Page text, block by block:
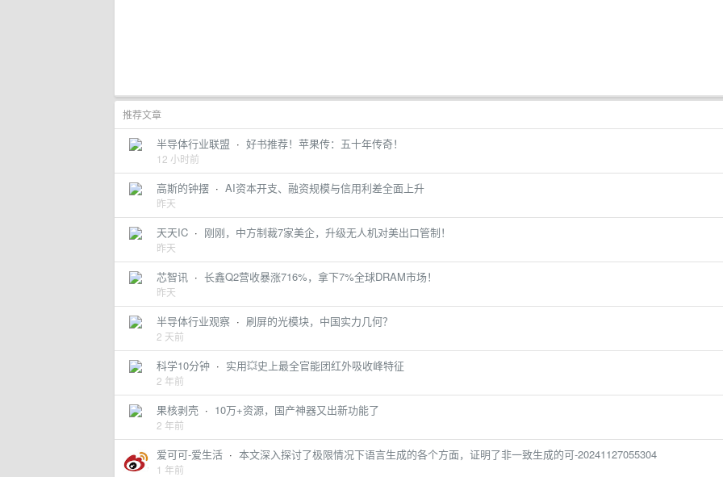
推荐文章
半导体行业联盟 · 好书推荐！苹果传：五十年传奇！
12 小时前
高斯的钟摆 · AI资本开支、融资规模与信用利差全面上升
昨天
天天IC · 刚刚，中方制裁7家美企，升级无人机对美出口管制！
昨天
芯智讯 · 长鑫Q2营收暴涨716%，拿下7%全球DRAM市场！
昨天
半导体行业观察 · 刷屏的光模块，中国实力几何？
2 天前
科学10分钟 · 实用💥史上最全官能团红外吸收峰特征
2 年前
果核剥壳 · 10万+资源，国产神器又出新功能了
2 年前
爱可可-爱生活 · 本文深入探讨了极限情况下语言生成的各个方面，证明了非一致生成的可-20241127055304
1 年前